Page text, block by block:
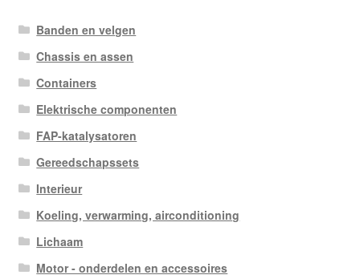
Banden en velgen
Chassis en assen
Containers
Elektrische componenten
FAP-katalysatoren
Gereedschapssets
Interieur
Koeling, verwarming, airconditioning
Lichaam
Motor - onderdelen en accessoires